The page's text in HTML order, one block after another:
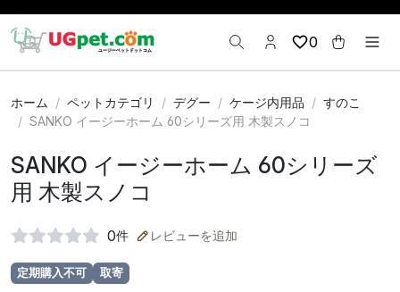
0
ホーム ペットカテゴリ デグー ケージ内用品
すのこ
SANKO イージーホーム 60シリーズ用 木製スノコ
SANKO イージーホーム 60シリーズ
用 木製スノコ
0件 レビューを追加
定期購入不可 取寄